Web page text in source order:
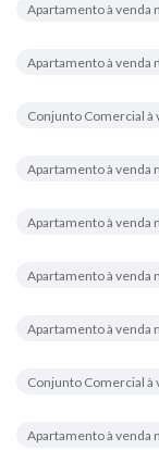
Apartamento à venda
Apartamento à venda
Conjunto Comercial à
Apartamento à venda
Apartamento à venda
Apartamento à venda
Apartamento à venda
Conjunto Comercial à
Apartamento à venda